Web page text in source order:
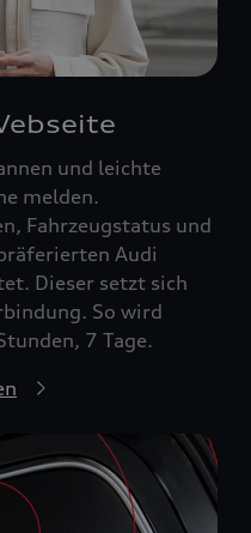
und leichte
melden.
Fahrzeugstatus und
Audi
Dieser setzt sich
So wird
7 Tage.